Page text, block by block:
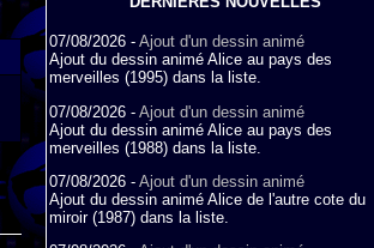
07/08/2026 - Ajout d'un dessin animé
Ajout du dessin animé Alice au pays des
merveilles (1995) dans la liste.
07/08/2026 - Ajout d'un dessin animé
Ajout du dessin animé Alice au pays des
merveilles (1988) dans la liste.
07/08/2026 - Ajout d'un dessin animé
Ajout du dessin animé Alice de l'autre cote du
miroir (1987) dans la liste.